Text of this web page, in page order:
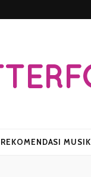
REKOMENDASI MUSIK